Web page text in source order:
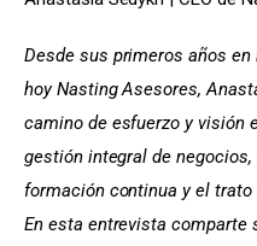
Desde sus primeros años
hoy Nasting Asesores,
camino de esfuerzo y visión
gestión integral de
formación continua y el
En esta entrevista comparte